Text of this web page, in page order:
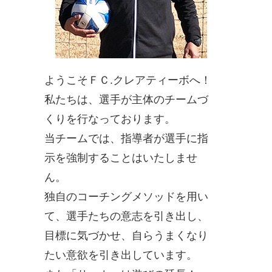
ようこそＦＣ.クレアティーボへ！
私たちは、選手が主体のチームづ
くりを行なっております。
当チームでは、指導者が選手に指
示を強制することはいたしませ
ん。
独自のコーチングメソッドを用い
て、選手たちの意志を引き出し、
目標に気づかせ、自らうまくなり
たい意欲を引き出しています。